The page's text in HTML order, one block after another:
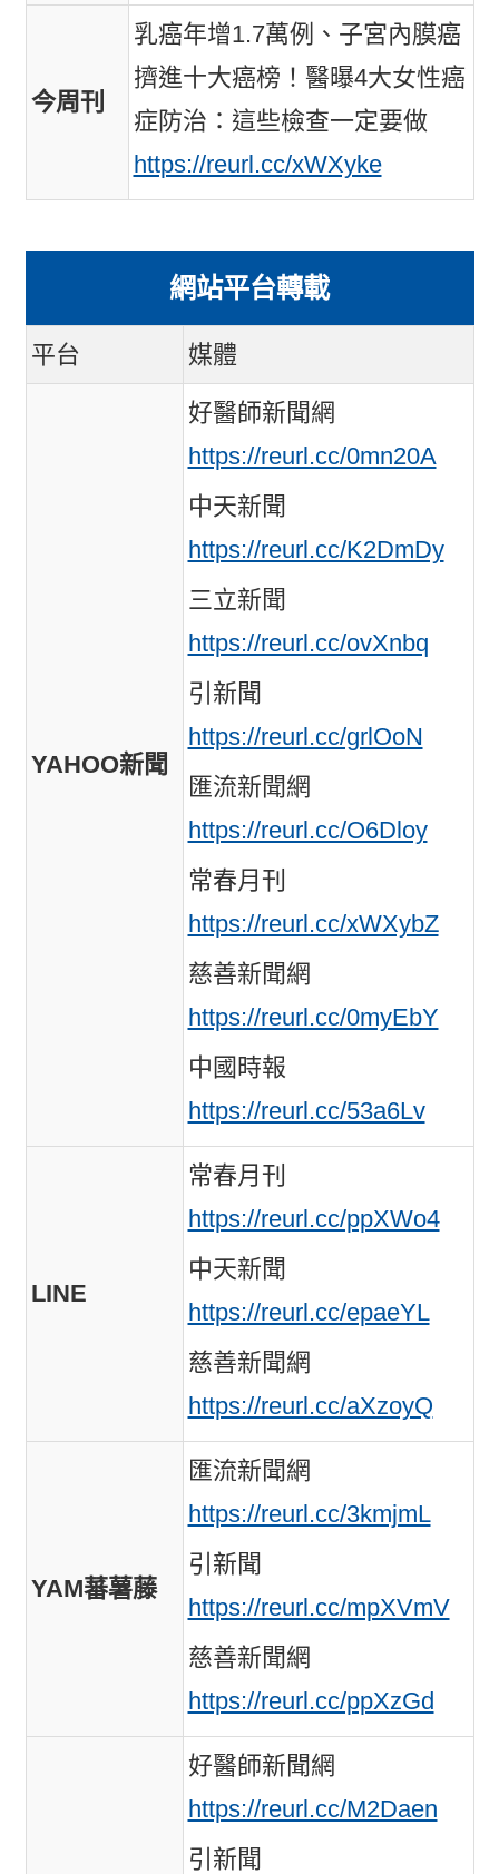
今周刊
乳癌年增1.7萬例、子宮內膜癌
擠進十大癌榜！醫曝4大女性癌
症防治：這些檢查一定要做
https://reurl.cc/xWXyke
網站平台轉載
平台 媒體
YAHOO新聞
好醫師新聞網
https://reurl.cc/0mn20A
中天新聞
https://reurl.cc/K2DmDy
三立新聞
https://reurl.cc/ovXnbq
引新聞
https://reurl.cc/grlOoN
匯流新聞網
https://reurl.cc/O6Dloy
常春月刊
https://reurl.cc/xWXybZ
慈善新聞網
https://reurl.cc/0myEbY
中國時報
https://reurl.cc/53a6Lv
LINE
常春月刊
https://reurl.cc/ppXWo4
中天新聞
https://reurl.cc/epaeYL
慈善新聞網
https://reurl.cc/aXzoyQ
YAM蕃薯藤
匯流新聞網
https://reurl.cc/3kmjmL
引新聞
https://reurl.cc/mpXVmV
慈善新聞網
https://reurl.cc/ppXzGd
好醫師新聞網
https://reurl.cc/M2Daen
引新聞